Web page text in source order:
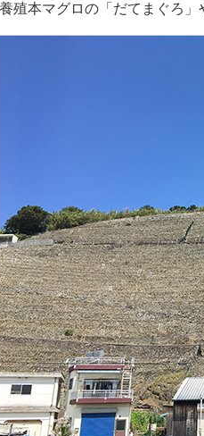
殖本マグロの「だてまぐろ」